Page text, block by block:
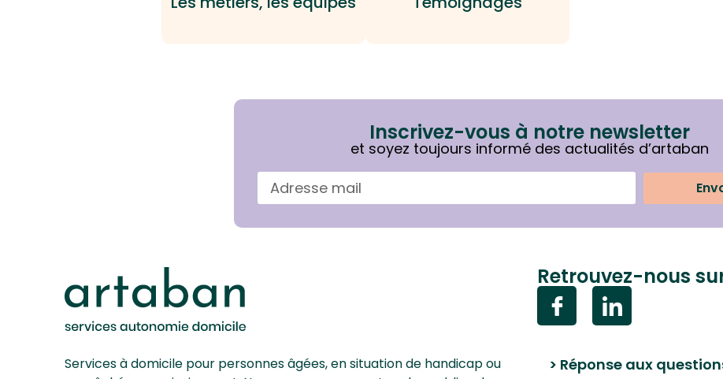
Inscrivez-vous à notre newsletter
et soyez toujours informé des actualités d’artaban
Services à domicile pour personnes âgées, en situation de handicap ou
Retrouvez-nous
> Réponse aux